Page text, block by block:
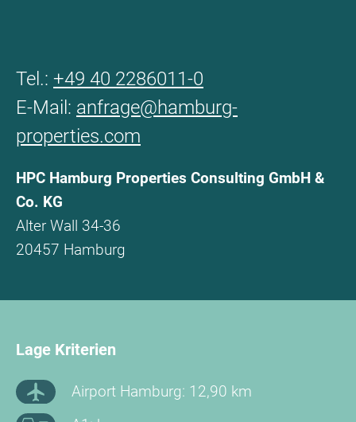
Tel.: +49 40 2286011-0
E-Mail: anfrage@hamburg-
properties.com
HPC Hamburg Properties Consulting GmbH &
Co. KG
Alter Wall 34-36
20457 Hamburg
Lage Kriterien
Airport Hamburg: 12,90 km